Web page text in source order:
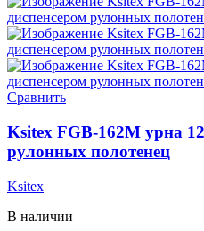
Сравнить
Ksitex FGB-162M урна
рулонных полотенец
Ksitex
В наличии